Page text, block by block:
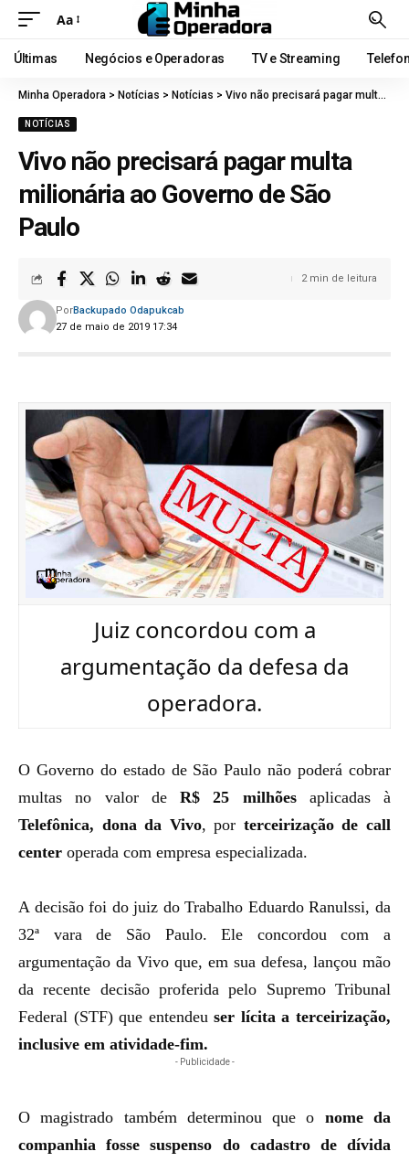
Aa
Últimas Negócios e Operadoras TV e Streaming
Minha Operadora > Notícias > Notícias > Vivo não precisará pagar multa milionária ao Governo de São Paulo
NOTÍCIAS
Vivo não precisará pagar multa
milionária ao Governo de São
Paulo
27 de maio de 2019 17:34
PorBackupado Odapukcab
2 min de leitura
Juiz concordou com a
argumentação da defesa da
operadora.
O Governo do estado de São Paulo não poderá cobrar
multas no valor de R$ 25 milhõesaplicadas à
Telefônica, dona da Vivo, por terceirização de call
center operada com empresa especializada.
A decisão foi do juiz do Trabalho Eduardo Ranulssi, da
32ª vara de São Paulo. Ele concordou com a
argumentação da Vivo que, em sua defesa, lançou mão
da recente decisão proferida pelo Supremo Tribunal
Federal (STF) que entendeuser lícita a terceirização,
inclusive em atividade-fim.
- Publicidade -
O magistrado também determinou que o nome da
companhia fosse suspenso do cadastro de dívida